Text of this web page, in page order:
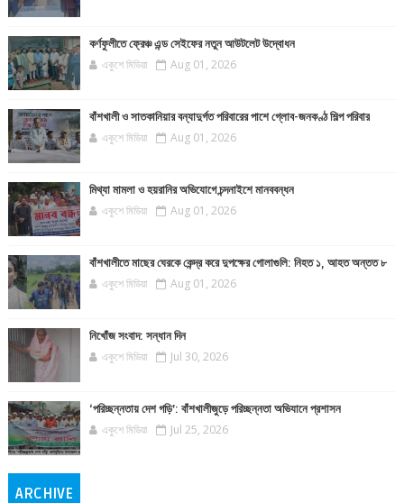
কর্ণফুলীতে ফ্রেঞ্চ এন্ড সেইফের নতুন আউটলেট উদ্বোধন
একুশে মিডিয়া Aug 01, 2026
বাঁশখালী ও সাতকানিয়ার বন্যাদুর্গত পরিবারের পাশে গ্লোব-জনকণ্ঠ শিল্প পরিবার
একুশে মিডিয়া Aug 01, 2026
মিথ্যা মামলা ও হয়রানির অভিযোগে চন্দনাইশে মানববন্ধন
একুশে মিডিয়া Aug 01, 2026
বাঁশখালীতে মাছের ঘেরকে কেন্দ্র করে দুপক্ষের গোলাগুলি: নিহত ১, আহত অন্তত ৮
একুশে মিডিয়া Aug 01, 2026
নিখোঁজ সংবাদ: সন্ধান দিন
একুশে মিডিয়া Jul 30, 2026
‘পরিচ্ছন্নতায় দেশ গড়ি’: বাঁশখালীজুড়ে পরিচ্ছন্নতা অভিযানে প্রশাসন
একুশে মিডিয়া Jul 25, 2026
ARCHIVE